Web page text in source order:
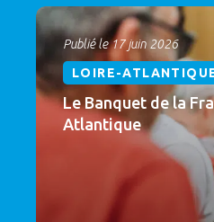
Publié le 17 juin 2026
LOIRE-
Le Banquet de la
Atlantique